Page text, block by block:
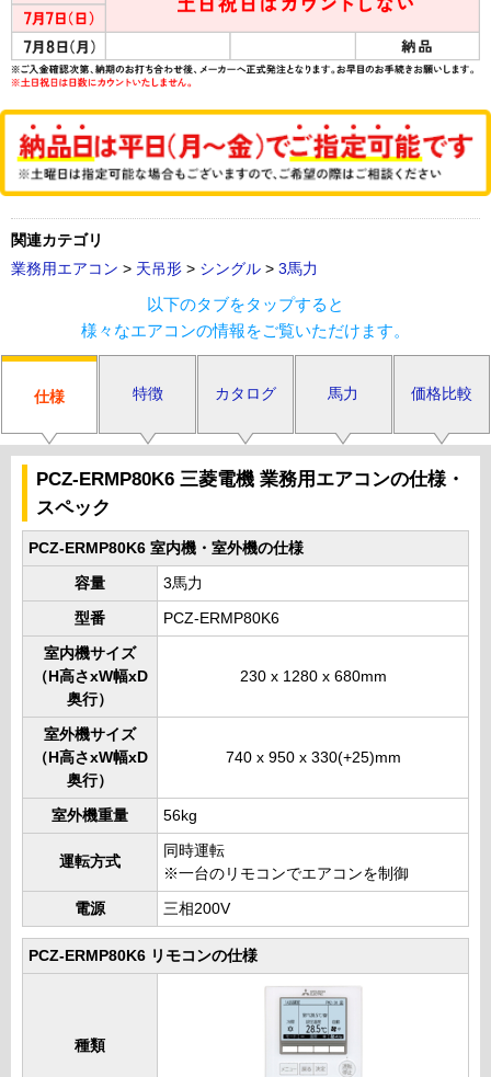
関連カテゴリ
業務用エアコン > 天吊形 > シングル > 3馬力
以下のタブをタップすると
様々なエアコンの情報をご覧いただけます。
仕様 特徴 カタログ 馬力 価格比較
PCZ-ERMP80K6 三菱電機 業務用エアコンの仕様・
スペック
PCZ-ERMP80K6 室内機・室外機の仕様
容量 3馬力
型番 PCZ-ERMP80K6
室内機サイズ
（H高さxW幅xD
奥行）
230 x 1280 x 680mm
室外機サイズ
（H高さxW幅xD
奥行）
740 x 950 x 330(+25)mm
室外機重量 56kg
運転方式
同時運転
※一台のリモコンでエアコンを制御
電源 三相200V
PCZ-ERMP80K6 リモコンの仕様
種類